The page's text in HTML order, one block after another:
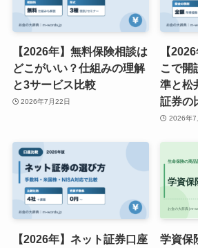
【2026年】無料保険相談は
どこがいい？仕組みの理解
と3サービス比較
2026年7月22日
【
こで開
準と松
証券の
2026年7
【2026年】ネット証券口座
学資保